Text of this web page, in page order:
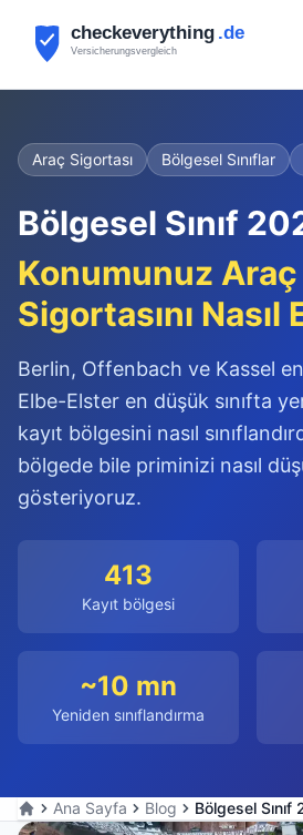
Araç Sigortası Bölgesel Sınıflar
Bölgesel Sınıf
Konumunuz Araç
Sigortasını Nasıl
Berlin, Offenbach ve Kassel
Elbe-Elster en düşük sınıfta
kayıt bölgesini nasıl
bölgede bile priminizi nasıl
gösteriyoruz.
413
Kayıt bölgesi
~10 mn
Yeniden sınıflandırma
Ana Sayfa Blog Bölgesel